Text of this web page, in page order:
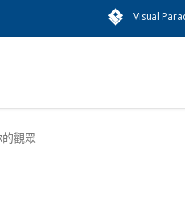
Visual
觀眾